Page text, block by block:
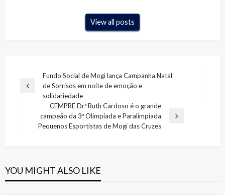
View all posts
Navegação
de
Previous
Fundo Social de Mogi lança Campanha Natal
de Sorrisos em noite de emoção e
solidariedade
Next
Post
CEMPRE Drª Ruth Cardoso é o grande
campeão da 3ª Olimpíada e Paralimpíada
Pequenos Esportistas de Mogi das Cruzes
YOU MIGHT ALSO LIKE